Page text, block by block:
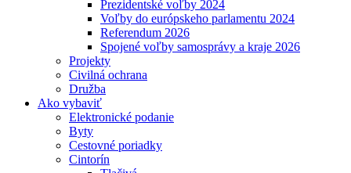
Prezidentské voľby 2024
Voľby do európskeho parlamentu 2024
Referendum 2026
Spojené voľby samosprávy a kraje 2026
Projekty
Civilná ochrana
Družba
Ako vybaviť
Elektronické podanie
Byty
Cestovné poriadky
Cintorín